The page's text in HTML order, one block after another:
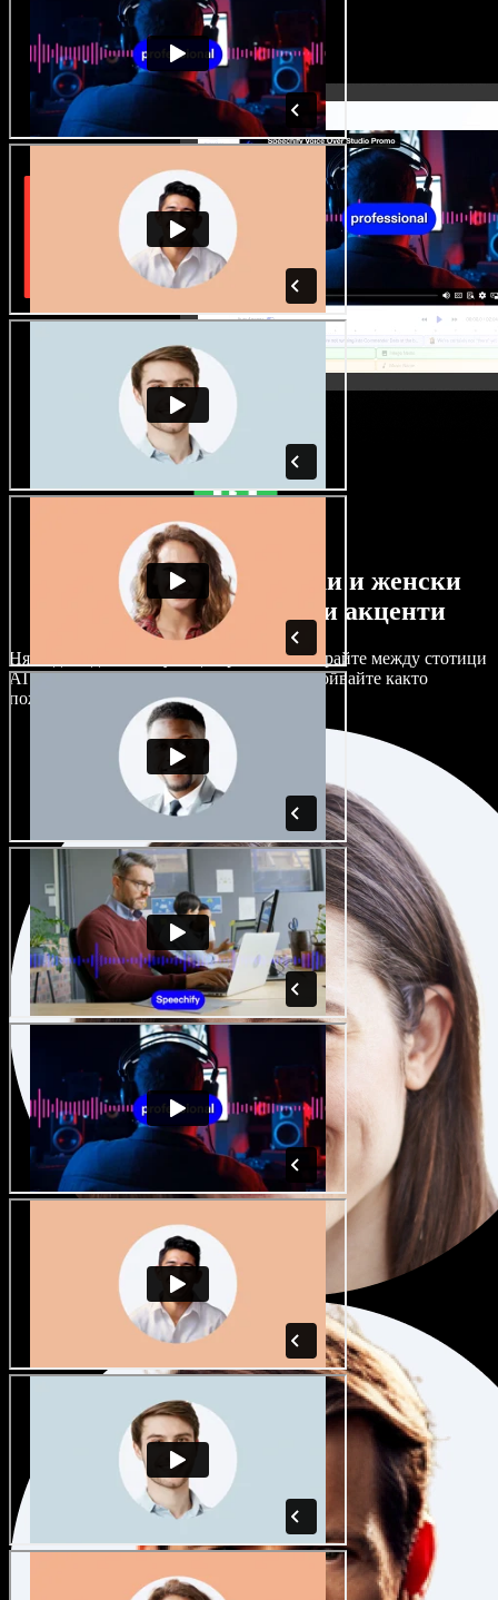
Огромен избор от мъжки и женски
гласове с най-различни акценти
Няма два еднакво звучащи проекта. Избирайте между стотици
AI гласови актьори и акценти и ги настройвайте както
пожелаете.